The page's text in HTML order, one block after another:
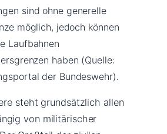
sind ohne generelle
möglich, jedoch können
Laufbahnen
haben (Quelle:
der Bundeswehr).
steht grundsätzlich allen
von militärischer